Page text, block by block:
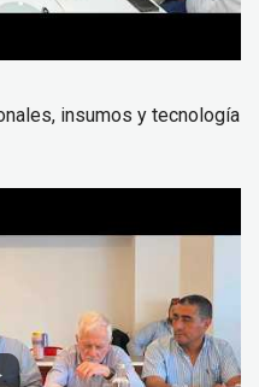
insumos y tecnología